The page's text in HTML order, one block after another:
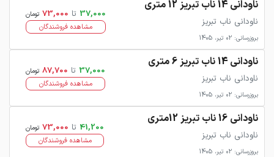
ناودانی 14 ناب تبریز 12 متری
ناودانی ناب تبریز
بروزرسانی: 02 تیر، 1405
37,000 تا 73,000 تومان
مشاهده فروشندگان
ناودانی 14 ناب تبریز 6 متری
ناودانی ناب تبریز
بروزرسانی: 02 تیر، 1405
37,000 تا 87,700 تومان
مشاهده فروشندگان
ناودانی 16 ناب تبریز 12متری
ناودانی ناب تبریز
بروزرسانی: 02 تیر، 1405
41,200 تا 73,000 تومان
مشاهده فروشندگان